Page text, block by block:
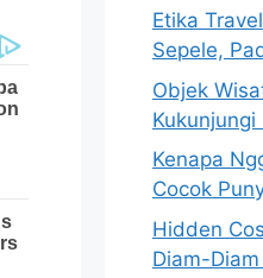
Etika
Sepele,
Objek
Kenapa
Cocok
Hidden
Diam-